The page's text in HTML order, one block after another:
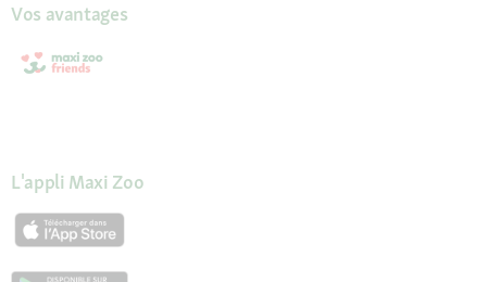
Vos avantages
L'appli Maxi Zoo